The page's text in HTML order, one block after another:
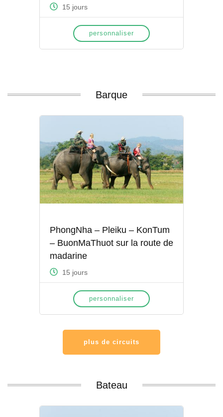
15 jours
personnaliser
Barque
PhongNha – Pleiku – KonTum
– BuonMaThuot sur la route de
madarine
15 jours
personnaliser
plus de circuits
Bateau